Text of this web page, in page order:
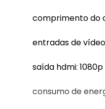
comprimento do
entradas de
saída hdmi: 1080p
consumo de